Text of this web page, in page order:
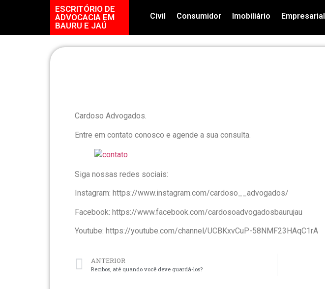
ESCRITÓRIO DE
ADVOCACIA EM
BAURU E JAÚ
Civil Consumidor Imobiliário Empresarial
Cardoso Advogados.
Entre em contato conosco e agende a sua consulta.
Siga nossas redes sociais:
Instagram: https://www.instagram.com/cardoso__advogados/
Facebook: https://www.facebook.com/cardosoadvogadosbaurujau
Youtube: https://youtube.com/channel/UCBKxvCuP-58NMF23HAqC1rA
ANTERIOR
Recibos, até quando você deve guardá-los?